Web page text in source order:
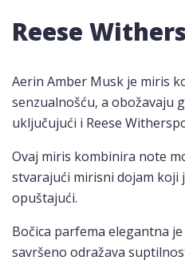
Reese
Aerin Amber Musk je miris
senzualnošću, a obožavaju
uključujući i Reese
Ovaj miris kombinira note
stvarajući mirisni dojam koji
opuštajući.
Bočica parfema elegantna
savršeno odražava